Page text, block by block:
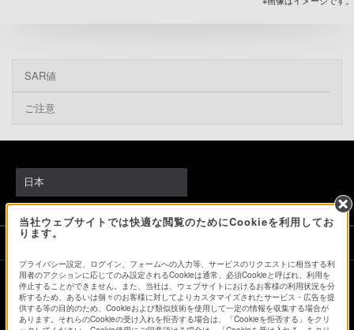
SAR値
ご注意
当社ウェブサイトでは快適な閲覧のためにCookieを利用してお
ります。
プライバシー設定、ログイン、フォームへの入力等、サービスのリクエストに相当する利
用者のアクションに応じてのみ設定されるCookieは通常、必須Cookieと呼ばれ、利用を
停止することができません。また、当社は、ウェブサイトにおけるお客様の利用状況を分
析するため、あるいは個々のお客様に対してよりカスタマイズされたサービス・広告を提
供する等の目的のため、Cookieおよび類似技術を使用して一定の情報を収集する場合が
あります。それらのCookieの受け入れを拒否する場合は、「Cookieを拒否する」をクリ
日本
ソニーストアでのお買い物にあたって
会社情報 採用情報 特約店のご案内
ニュースリリース
環境情報
My Sony 利用規約